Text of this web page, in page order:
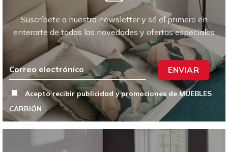
Suscríbete a nuestra newsletter y sé el primero en
enterarte de todas las novedades y ofertas especiales
Acepto recibir publicidad y promociones de MUEBLES
CARRIÓN
ENVIAR